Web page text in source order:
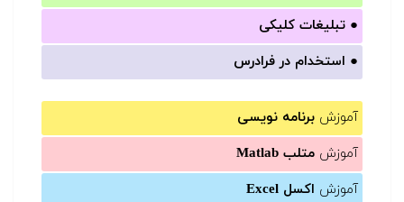
● تبلیغات کلیکی
● استخدام در فرادرس
آموزش برنامه نویسی
آموزش متلب Matlab
آموزش اکسل Excel